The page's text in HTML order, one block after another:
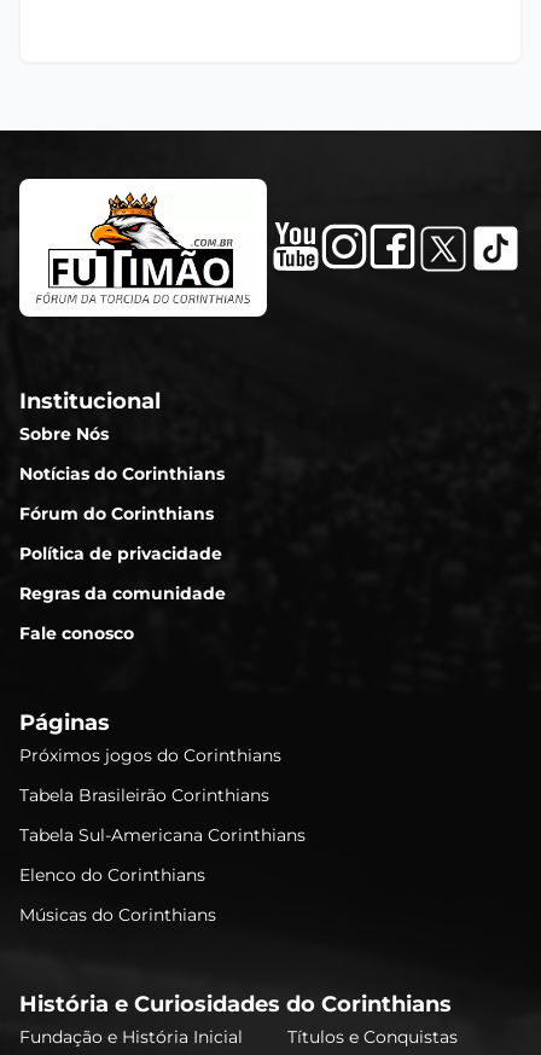
Institucional
Sobre Nós
Notícias do Corinthians
Fórum do Corinthians
Política de privacidade
Regras da comunidade
Fale conosco
Páginas
Próximos jogos do Corinthians
Tabela Brasileirão Corinthians
Tabela Sul-Americana Corinthians
Elenco do Corinthians
Músicas do Corinthians
História e Curiosidades do Corinthians
Fundação e História Inicial
Títulos e Conquistas